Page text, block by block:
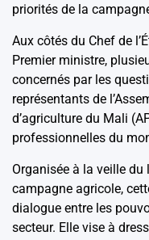
priorités de la
Aux côtés du Chef de
Premier ministre,
concernés par les
représentants de
d’agriculture du Mali
professionnelles du
Organisée à la veille
campagne agricole,
dialogue entre les
secteur. Elle vise à